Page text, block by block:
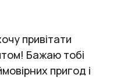
привітати
Бажаю тобі
пригод і